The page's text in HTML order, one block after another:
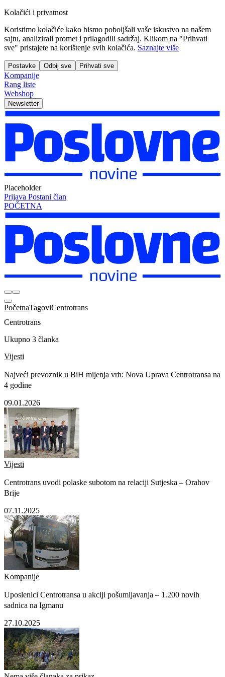
Kolačići i privatnost
Koristimo kolačiće kako bismo poboljšali vaše iskustvo na našem
sajtu, analizirali promet i prilagodili sadržaj. Klikom na "Prihvati
sve" pristajete na korištenje svih kolačića. Saznajte više
Postavke Odbij sve Prihvati sve
Kompanije
Rang liste
Webshop
Newsletter
Placeholder
Prijava Postani član
POČETNA
PočetnaTagoviCentrotrans
Centrotrans
Ukupno 3 članka
Vijesti
Najveći prevoznik u BiH mijenja vrh: Nova Uprava Centrotransa na
4 godine
09.01.2026
Vijesti
Centrotrans uvodi polaske subotom na relaciji Sutjeska – Orahov
Brije
07.11.2025
Kompanije
Uposlenici Centrotransa u akciji pošumljavanja – 1.200 novih
sadnica na Igmanu
27.10.2025